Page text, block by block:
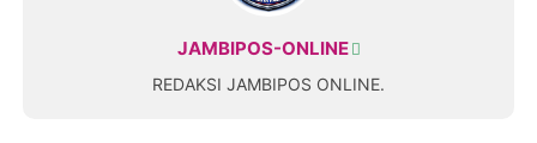
JAMBIPOS-ONLINE
REDAKSI JAMBIPOS ONLINE.